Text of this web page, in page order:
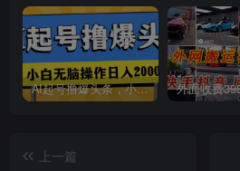
AI起号撸爆头条，小白也能操作，日入2000+
上一篇